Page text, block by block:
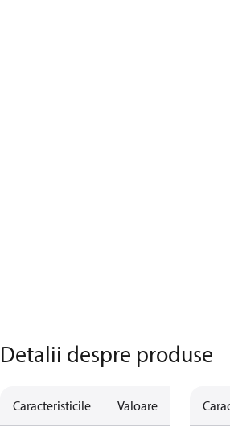
Detalii despre produse
Caracteristicile Valoare